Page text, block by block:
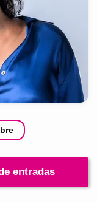
entradas